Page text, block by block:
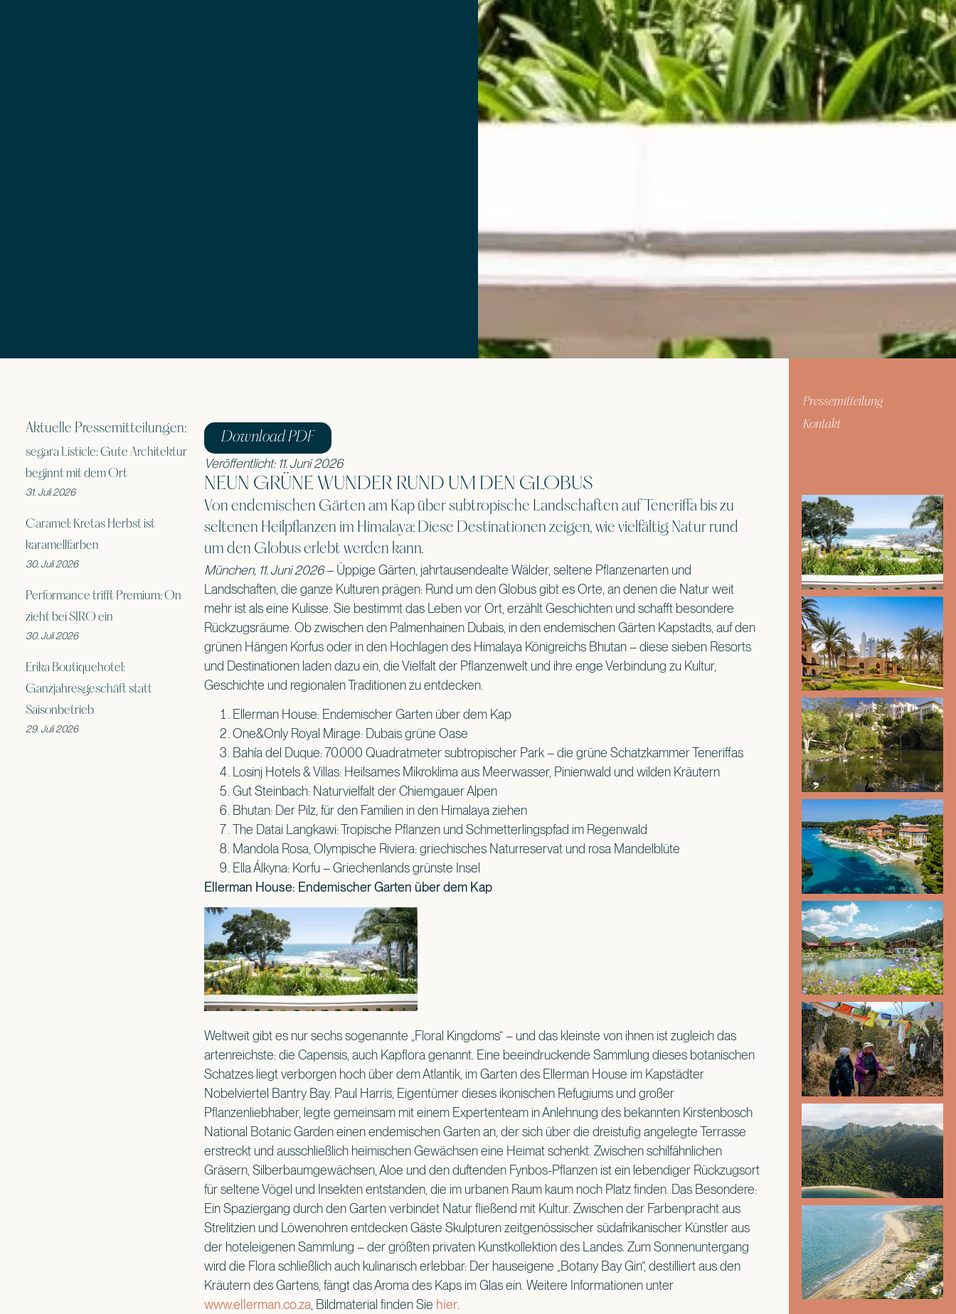
Aktuelle Pressemitteilungen:
segara Listicle: Gute Architektur
beginnt mit dem Ort
31. Juli 2026
Caramel: Kretas Herbst ist
karamellfarben
30. Juli 2026
Performance trifft Premium: On
zieht bei SIRO ein
30. Juli 2026
Erika Boutiquehotel:
Ganzjahresgeschäft statt
Saisonbetrieb
29. Juli 2026
Download PDF
Veröffentlicht: 11. Juni 2026
NEUN GRÜNE WUNDER RUND UM DEN GLOBUS
Von endemischen Gärten am Kap über subtropische Landschaften auf Teneriffa bis zu
seltenen Heilpflanzen im Himalaya: Diese Destinationen zeigen, wie vielfältig Natur rund
um den Globus erlebt werden kann.
München, 11. Juni 2026– Üppige Gärten, jahrtausendealte Wälder, seltene Pflanzenarten und
Landschaften, die ganze Kulturen prägen: Rund um den Globus gibt es Orte, an denen die Natur weit
mehr ist als eine Kulisse. Sie bestimmt das Leben vor Ort, erzählt Geschichten und schafft besondere
Rückzugsräume. Ob zwischen den Palmenhainen Dubais, in den endemischen Gärten Kapstadts, auf den
grünen Hängen Korfus oder in den Hochlagen des Himalaya Königreichs Bhutan – diese sieben Resorts
und Destinationen laden dazu ein, die Vielfalt der Pflanzenwelt und ihre enge Verbindung zu Kultur,
Geschichte und regionalen Traditionen zu entdecken.
Ellerman House: Endemischer Garten über dem Kap
One&Only Royal Mirage: Dubais grüne Oase
Bahía del Duque: 70.000 Quadratmeter subtropischer Park – die grüne Schatzkammer Teneriffas
Losinj Hotels & Villas: Heilsames Mikroklima aus Meerwasser, Pinienwald und wilden Kräutern
Gut Steinbach: Naturvielfalt der Chiemgauer Alpen
Bhutan: Der Pilz, für den Familien in den Himalaya ziehen
The Datai Langkawi: Tropische Pflanzen und Schmetterlingspfad im Regenwald
Mandola Rosa, Olympische Riviera: griechisches Naturreservat und rosa Mandelblüte
Ella Álkyna: Korfu – Griechenlands grünste Insel
Ellerman House: Endemischer Garten über dem Kap
Weltweit gibt es nur sechs sogenannte „Floral Kingdoms“ – und das kleinste von ihnen ist zugleich das
artenreichste: die Capensis, auch Kapflora genannt. Eine beeindruckende Sammlung dieses botanischen
Schatzes liegt verborgen hoch über dem Atlantik, im Garten des Ellerman House im Kapstädter
Nobelviertel Bantry Bay. Paul Harris, Eigentümer dieses ikonischen Refugiums und großer
Pflanzenliebhaber, legte gemeinsam mit einem Expertenteam in Anlehnung des bekannten Kirstenbosch
National Botanic Garden einen endemischen Garten an, der sich über die dreistufig angelegte Terrasse
erstreckt und ausschließlich heimischen Gewächsen eine Heimat schenkt. Zwischen schilfähnlichen
Gräsern, Silberbaumgewächsen, Aloe und den duftenden Fynbos-Pflanzen ist ein lebendiger Rückzugsort
für seltene Vögel und Insekten entstanden, die im urbanen Raum kaum noch Platz finden. Das Besondere:
Ein Spaziergang durch den Garten verbindet Natur fließend mit Kultur. Zwischen der Farbenpracht aus
Strelitzien und Löwenohren entdecken Gäste Skulpturen zeitgenössischer südafrikanischer Künstler aus
der hoteleigenen Sammlung – der größten privaten Kunstkollektion des Landes. Zum Sonnenuntergang
wird die Flora schließlich auch kulinarisch erlebbar: Der hauseigene „Botany Bay Gin“, destilliert aus den
Kräutern des Gartens, fängt das Aroma des Kaps im Glas ein. Weitere Informationen unter
www.ellerman.co.za, Bildmaterial finden Sie hier.
Pressemitteilung
Kontakt